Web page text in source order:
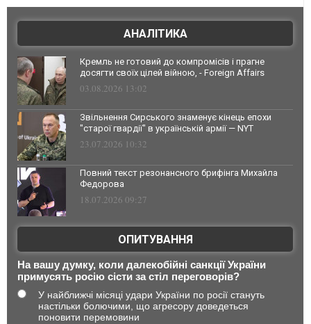
АНАЛІТИКА
Кремль не готовий до компромісів і прагне
досягти своїх цілей війною, - Foreign Affairs
03.08.2026 13:02
Звільнення Сирського знаменує кінець епохи
"старої гвардії" в українській армії — NYT
23.07.2026 10:32
Повний текст резонансного брифінга Михайла
Федорова
18.07.2026 09:27
ОПИТУВАННЯ
На вашу думку, коли далекобійні санкції України
примусять росію сісти за стіл переговорів?
У найближчі місяці удари України по росії стануть
настільки болючими, що агресору доведеться
поновити перемовини